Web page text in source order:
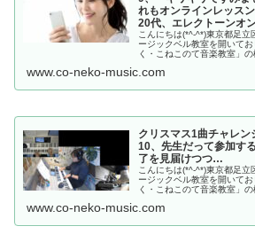
れもオンラインレッス
20代、エレクトーンオ
こんにちは(*^-^*)東京都足立
ージックベル教室を開いて
く・こねこのて音楽教室」
年も奮闘してくれ...
www.co-neko-music.com
クリスマス1曲チャレ
10、先生だって参加す
了を見届けつつ…
こんにちは(*^-^*)東京都足立
ージックベル教室を開いて
く・こねこのて音楽教室」
ジ」のクリスマス1...
www.co-neko-music.com